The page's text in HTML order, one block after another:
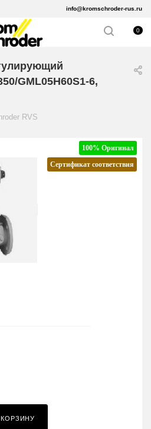
info@kromschroder-rus.ru
0
GML05H60S1-6,
RVS
100% Оригинал
Сертификат соответствия
КОРЗИНУ